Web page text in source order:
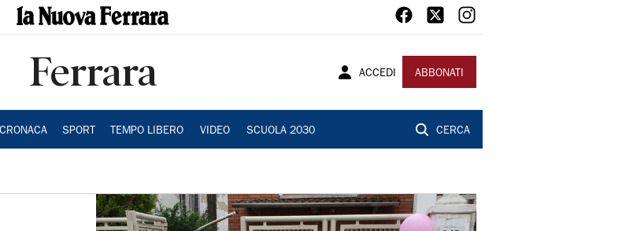
Ferrara ACCEDI ABBONATI
CRONACA SPORT TEMPO LIBERO VIDEO SCUOLA 2030 CERCA